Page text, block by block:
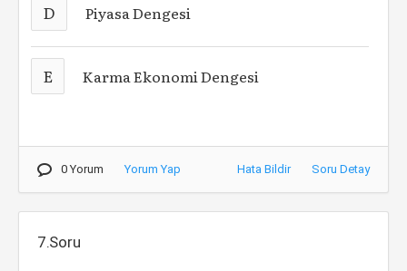
D Piyasa Dengesi
E Karma Ekonomi Dengesi
0 Yorum Yorum Yap Hata Bildir Soru Detay
7.Soru